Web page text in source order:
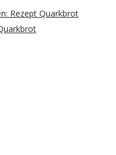
Rezept Quarkbrot